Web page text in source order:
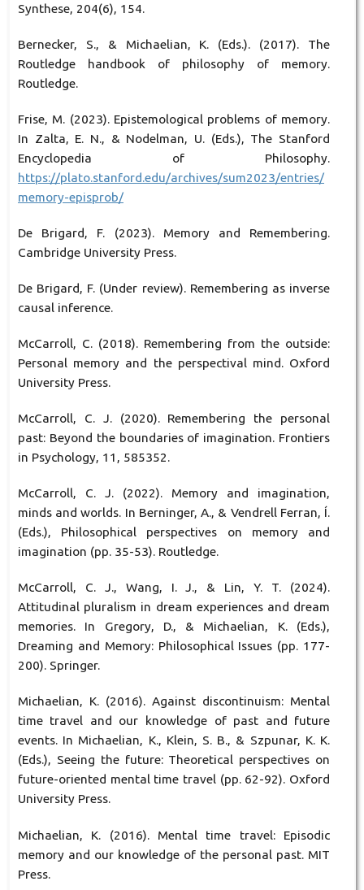
Synthese, 204(6), 154.
Bernecker, S., & Michaelian, K. (Eds.). (2017). The
Routledge handbook of philosophy of memory.
Routledge.
Frise, M. (2023). Epistemological problems of memory.
In Zalta, E. N., & Nodelman, U. (Eds.), The Stanford
Encyclopedia of Philosophy.
https://plato.stanford.edu/archives/sum2023/entries/
memory-episprob/
De Brigard, F. (2023). Memory and Remembering.
Cambridge University Press.
De Brigard, F. (Under review). Remembering as inverse
causal inference.
McCarroll, C. (2018). Remembering from the outside:
Personal memory and the perspectival mind. Oxford
University Press.
McCarroll, C. J. (2020). Remembering the personal
past: Beyond the boundaries of imagination. Frontiers
in Psychology, 11, 585352.
McCarroll, C. J. (2022). Memory and imagination,
minds and worlds. In Berninger, A., & Vendrell Ferran, Í.
(Eds.), Philosophical perspectives on memory and
imagination (pp. 35-53). Routledge.
McCarroll, C. J., Wang, I. J., & Lin, Y. T. (2024).
Attitudinal pluralism in dream experiences and dream
memories. In Gregory, D., & Michaelian, K. (Eds.),
Dreaming and Memory: Philosophical Issues (pp. 177-
200). Springer.
Michaelian, K. (2016). Against discontinuism: Mental
time travel and our knowledge of past and future
events. In Michaelian, K., Klein, S. B., & Szpunar, K. K.
(Eds.), Seeing the future: Theoretical perspectives on
future-oriented mental time travel (pp. 62-92). Oxford
University Press.
Michaelian, K. (2016). Mental time travel: Episodic
memory and our knowledge of the personal past. MIT
Press.